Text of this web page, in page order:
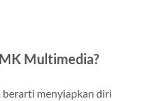
Multimedia?
menyiapkan diri